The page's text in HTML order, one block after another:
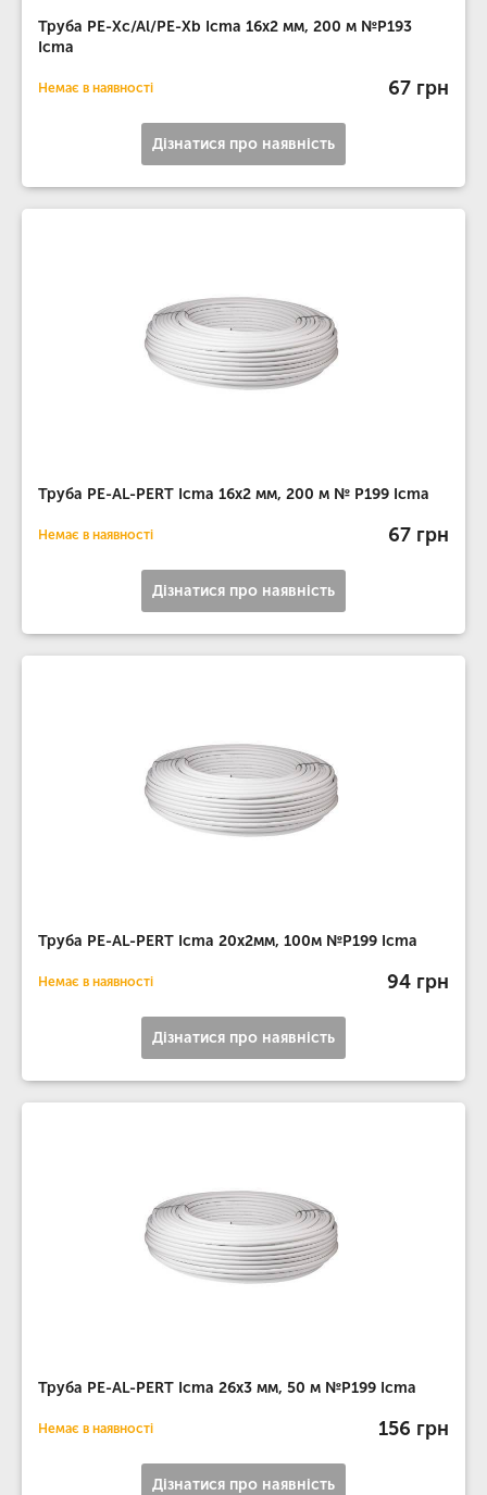
Труба PE-Xc/Al/PE-Xb Icma 16х2 мм, 200 м №P193
Icma
Немає в наявності 67 грн
Дізнатися про наявність
Труба PE-AL-PERT Icma 16х2 мм, 200 м № P199 Icma
Немає в наявності 67 грн
Дізнатися про наявність
Труба PE-AL-PERT Icma 20х2мм, 100м №P199 Icma
Немає в наявності 94 грн
Дізнатися про наявність
Труба PE-AL-PERT Icma 26х3 мм, 50 м №P199 Icma
Немає в наявності 156 грн
Дізнатися про наявність